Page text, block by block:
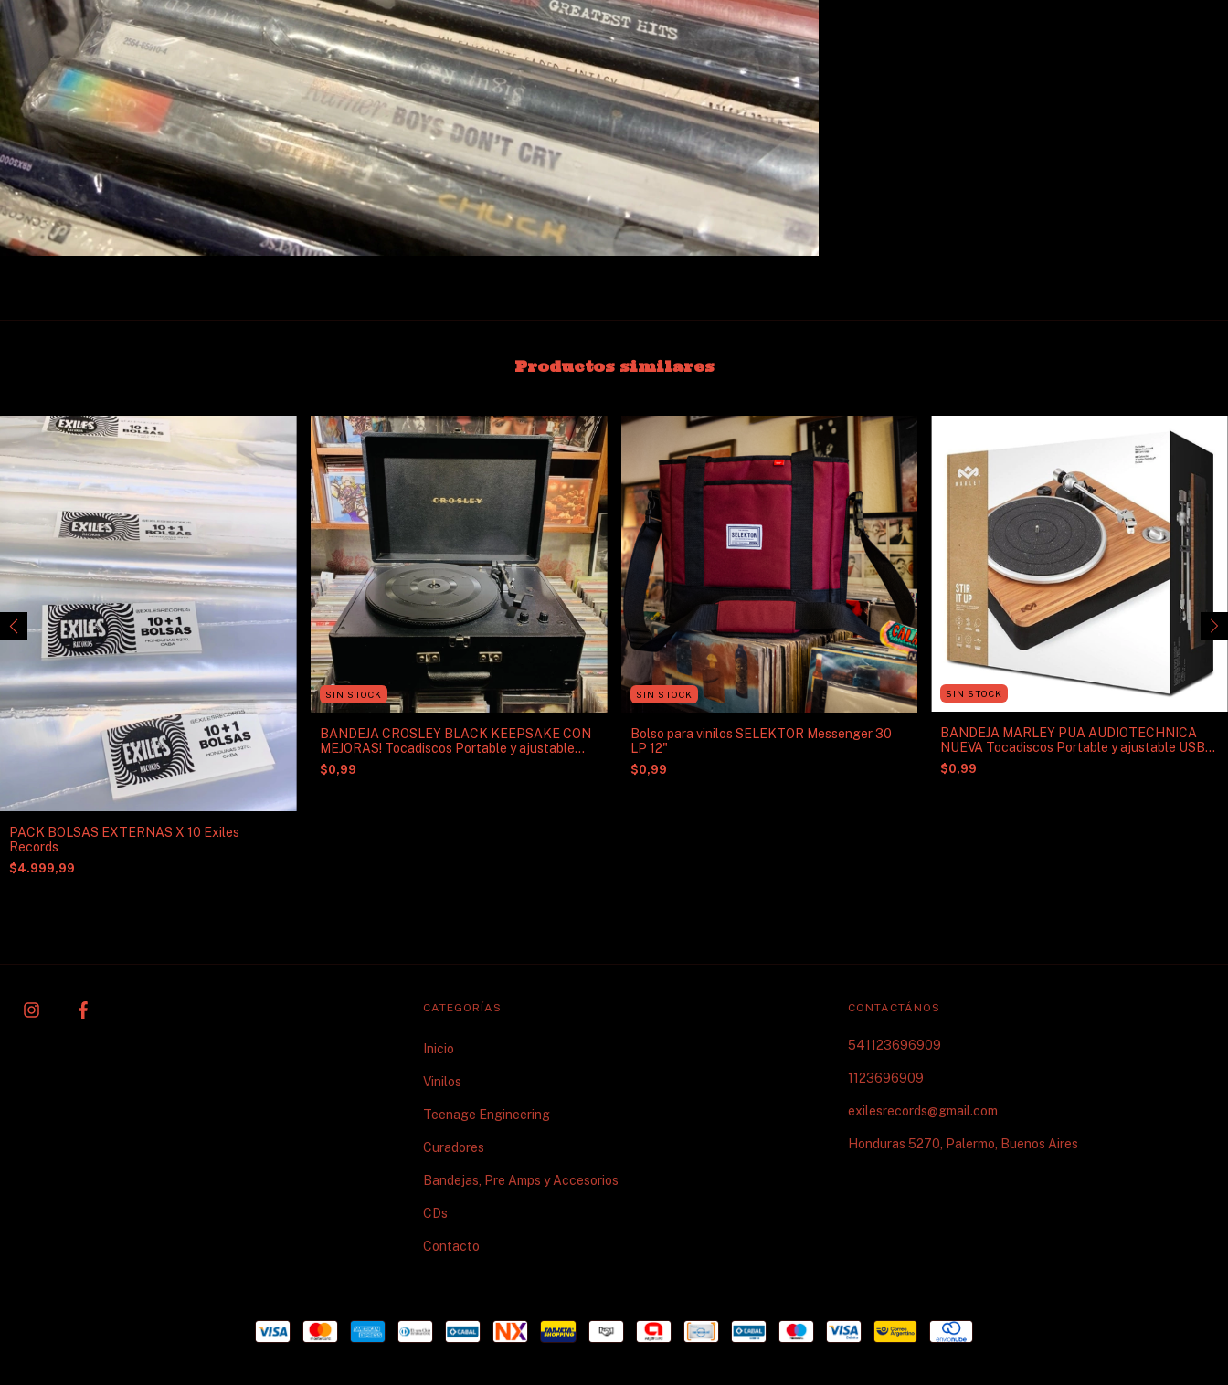
Productos similares
PACK BOLSAS EXTERNAS X 10 Exiles
Records
$4.999,99
SIN STOCK
BANDEJA CROSLEY BLACK KEEPSAKE CON
MEJORAS! Tocadiscos Portable y ajustable
USB con preamplificador integrado
$0,99
SIN STOCK
Bolso para vinilos SELEKTOR Messenger 30
LP 12"
$0,99
SIN STOCK
BANDEJA MARLEY PUA AUDIOTECHNICA
NUEVA Tocadiscos Portable y ajustable USB
con preamplificador integrado
$0,99
CATEGORÍAS
Inicio
Vinilos
Teenage Engineering
Curadores
Bandejas, Pre Amps y Accesorios
CDs
Contacto
CONTACTÁNOS
541123696909
1123696909
exilesrecords@gmail.com
Honduras 5270, Palermo, Buenos Aires